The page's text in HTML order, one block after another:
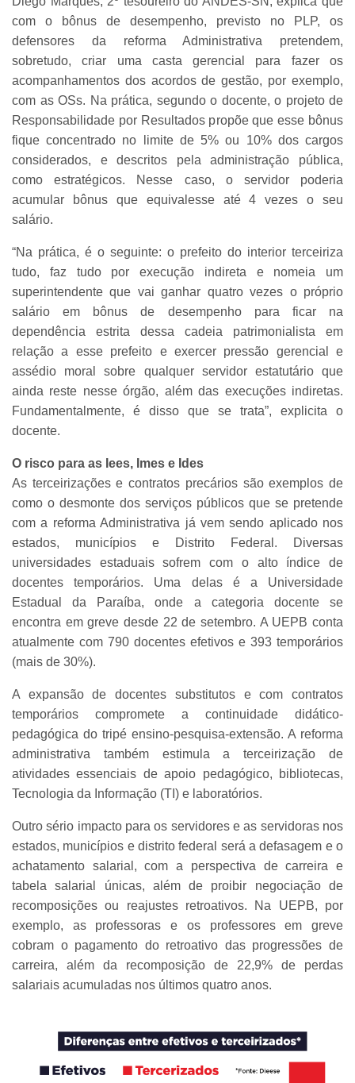
com o bônus de desempenho, previsto no PLP, os
defensores da reforma Administrativa pretendem,
sobretudo, criar uma casta gerencial para fazer os
acompanhamentos dos acordos de gestão, por exemplo,
com as OSs. Na prática, segundo o docente, o projeto de
Responsabilidade por Resultados propõe que esse bônus
fique concentrado no limite de 5% ou 10% dos cargos
considerados, e descritos pela administração pública,
como estratégicos. Nesse caso, o servidor poderia
acumular bônus que equivalesse até 4 vezes o seu
salário.
“Na prática, é o seguinte: o prefeito do interior terceiriza
tudo, faz tudo por execução indireta e nomeia um
superintendente que vai ganhar quatro vezes o próprio
salário em bônus de desempenho para ficar na
dependência estrita dessa cadeia patrimonialista em
relação a esse prefeito e exercer pressão gerencial e
assédio moral sobre qualquer servidor estatutário que
ainda reste nesse órgão, além das execuções indiretas.
Fundamentalmente, é disso que se trata”, explicita o
docente.
O risco para as Iees, Imes e Ides
As terceirizações e contratos precários são exemplos de
como o desmonte dos serviços públicos que se pretende
com a reforma Administrativa já vem sendo aplicado nos
estados, municípios e Distrito Federal. Diversas
universidades estaduais sofrem com o alto índice de
docentes temporários. Uma delas é a Universidade
Estadual da Paraíba, onde a categoria docente se
encontra em greve desde 22 de setembro. A UEPB conta
atualmente com 790 docentes efetivos e 393 temporários
(mais de 30%).
A expansão de docentes substitutos e com contratos
temporários compromete a continuidade didático-
pedagógica do tripé ensino-pesquisa-extensão. A reforma
administrativa também estimula a terceirização de
atividades essenciais de apoio pedagógico, bibliotecas,
Tecnologia da Informação (TI) e laboratórios.
Outro sério impacto para os servidores e as servidoras nos
estados, municípios e distrito federal será a defasagem e o
achatamento salarial, com a perspectiva de carreira e
tabela salarial únicas, além de proibir negociação de
recomposições ou reajustes retroativos. Na UEPB, por
exemplo, as professoras e os professores em greve
cobram o pagamento do retroativo das progressões de
carreira, além da recomposição de 22,9% de perdas
salariais acumuladas nos últimos quatro anos.